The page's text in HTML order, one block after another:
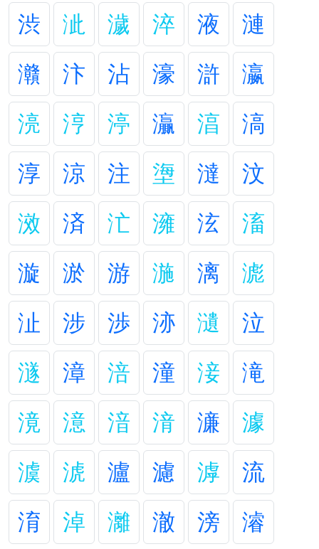
渋
泚 濊 淬 液
漣
灨
汴 沾 濠 滸
瀛
湸
涥 渟 灜 湻
滈
淳
涼 注 塰 澾
汶
滧
済 汒 澭 泫
滀
漩
淤 游 湤 漓
滮
沚
涉 渉 洂 瀢
泣
澻
漳 涪 潼 淁
滝
滰
澺 湆 湇 濓
澽
澞
淲 瀘 濾 滹
流
淯
淖 灕 澈 滂
濬